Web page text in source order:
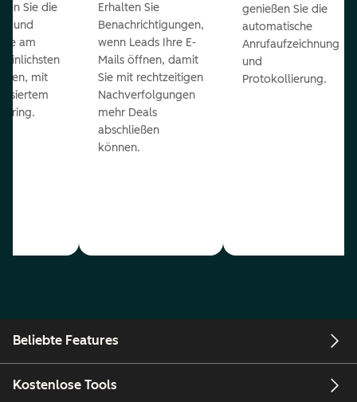
Sie die
und
am
mit
Erhalten Sie
Benachrichtigungen,
wenn Leads Ihre E-
Mails öffnen, damit
Sie mit rechtzeitigen
Nachverfolgungen
mehr Deals
abschließen
können.
genießen Sie die
automatische
Anrufaufzeichnung
und
Protokollierung.
Beliebte Features
Kostenlose Tools